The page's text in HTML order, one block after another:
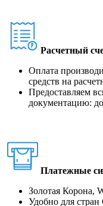
Расчетный
Оплата
средств на
Предоставляем
документацию:
Платежные
Золотая Корона,
Удобно для